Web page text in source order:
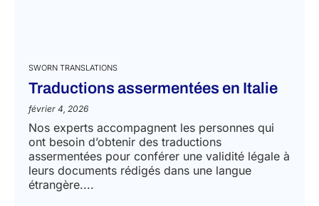
SWORN TRANSLATIONS
Traductions assermentées en Italie
février 4, 2026
Nos experts accompagnent les personnes qui
ont besoin d’obtenir des traductions
assermentées pour conférer une validité légale à
leurs documents rédigés dans une langue
étrangère....